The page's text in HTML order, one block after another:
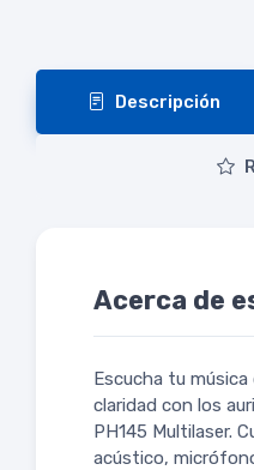
Descripción
Acerca de
Escucha tu
claridad con los
PH145 Multilaser.
acústico,